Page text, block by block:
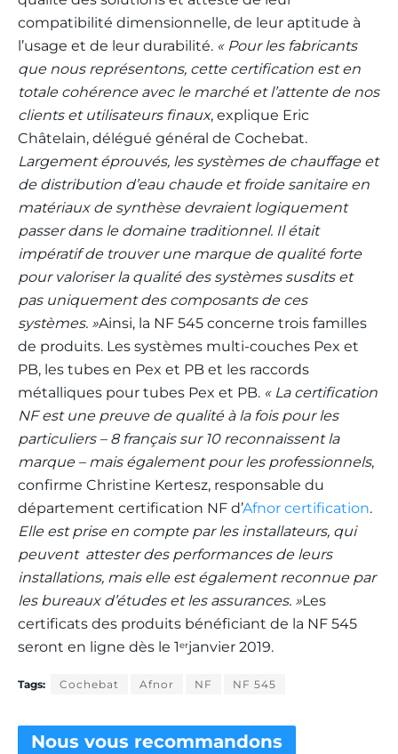
compatibilité dimensionnelle, de leur aptitude à
l’usage et de leur durabilité. « Pour les fabricants
que nous représentons, cette certification est en
totale cohérence avec le marché et l’attente de nos
clients et utilisateurs finaux, explique Eric
Châtelain, délégué général de Cochebat.
Largement éprouvés, les systèmes de chauffage et
de distribution d’eau chaude et froide sanitaire en
matériaux de synthèse devraient logiquement
passer dans le domaine traditionnel. Il était
impératif de trouver une marque de qualité forte
pour valoriser la qualité des systèmes susdits et
pas uniquement des composants de ces
systèmes. »Ainsi, la NF 545 concerne trois familles
de produits. Les systèmes multi-couches Pex et
PB, les tubes en Pex et PB et les raccords
métalliques pour tubes Pex et PB. « La certification
NF est une preuve de qualité à la fois pour les
particuliers – 8 français sur 10 reconnaissent la
marque – mais également pour les professionnels,
confirme Christine Kertesz, responsable du
département certification NF d’Afnor certification.
Elle est prise en compte par les installateurs, qui
peuvent attester des performances de leurs
installations, mais elle est également reconnue par
les bureaux d’études et les assurances. »Les
certificats des produits bénéficiant de la NF 545
seront en ligne dès le 1erjanvier 2019.
Tags: Cochebat Afnor NF NF 545
Nous vous recommandons